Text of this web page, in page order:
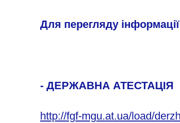
Для перегляду
- ДЕРЖАВНА АТЕСТАЦІЯ
http://fgf-mgu.at.ua/load/